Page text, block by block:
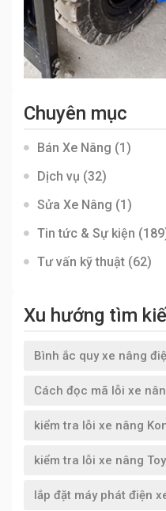
Chuyên mục
Bán Xe Nâng (1)
Dịch vụ (32)
Sửa Xe Nâng (1)
Tin tức & Sự kiện
Tư vấn kỹ thuật (62)
Xu hướng tìm
Bình ắc quy xe nâng
Cách đọc mã lỗi xe
kiểm tra lỗi xe nâng
kiểm tra lỗi xe nâng
lắp đặt máy phát điện